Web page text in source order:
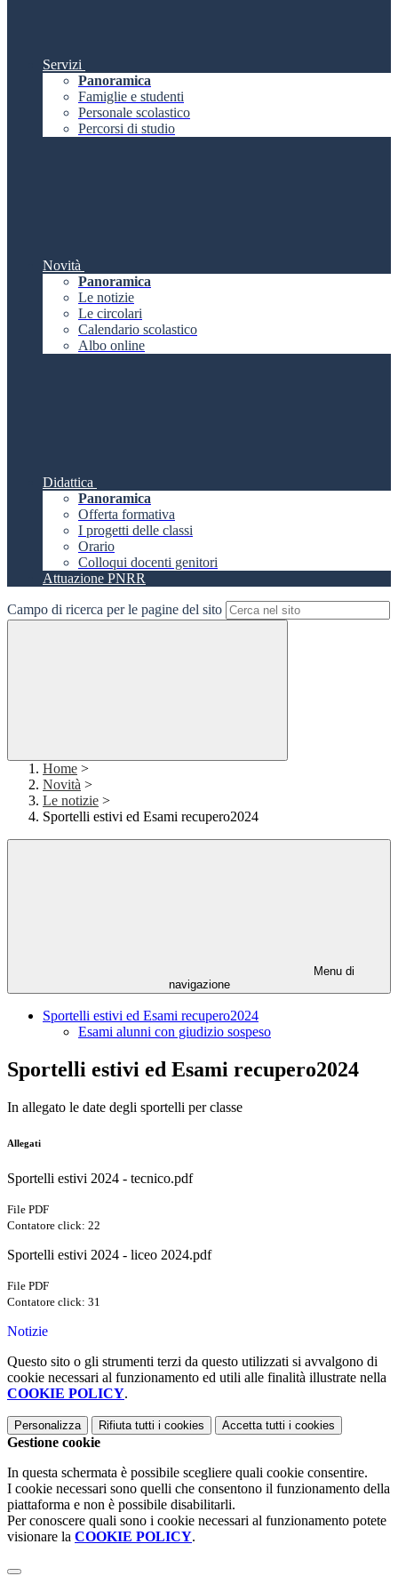
Servizi
Panoramica
Famiglie e studenti
Personale scolastico
Percorsi di studio
Novità
Panoramica
Le notizie
Le circolari
Calendario scolastico
Albo online
Didattica
Panoramica
Offerta formativa
I progetti delle classi
Orario
Colloqui docenti genitori
Attuazione PNRR
Campo di ricerca per le pagine del sito
Home >
Novità >
Le notizie >
Sportelli estivi ed Esami recupero2024
Menu di
navigazione
Sportelli estivi ed Esami recupero2024
Esami alunni con giudizio sospeso
Sportelli estivi ed Esami recupero2024
In allegato le date degli sportelli per classe
Allegati
Sportelli estivi 2024 - tecnico.pdf
File PDF
Contatore click: 22
Sportelli estivi 2024 - liceo 2024.pdf
File PDF
Contatore click: 31
Notizie
Questo sito o gli strumenti terzi da questo utilizzati si avvalgono di
cookie necessari al funzionamento ed utili alle finalità illustrate nella
COOKIE POLICY.
Personalizza Rifiuta tutti i cookies Accetta tutti i cookies
Gestione cookie
In questa schermata è possibile scegliere quali cookie consentire.
I cookie necessari sono quelli che consentono il funzionamento della
piattaforma e non è possibile disabilitarli.
Per conoscere quali sono i cookie necessari al funzionamento potete
visionare la COOKIE POLICY.